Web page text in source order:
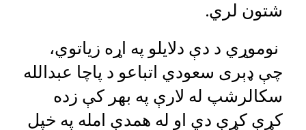
شتون لري.
نوموړي د دې دلایلو په اړه زیاتوي،
چې ډېرى سعودي اتباعو د پاچا عبدالله
سکالرشپ له لارې په بهر کې زده
کړې کړې دي او له همدې امله په خپل